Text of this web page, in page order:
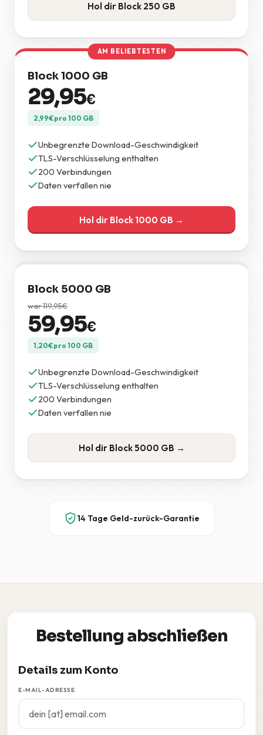
Hol dir Block 250 GB
AM BELIEBTESTEN
Block 1000 GB
29,95€
2,99€pro 100 GB
Unbegrenzte Download-Geschwindigkeit
TLS-Verschlüsselung enthalten
200 Verbindungen
Daten verfallen nie
Hol dir Block 1000 GB →
Block 5000 GB
war119,95€
59,95€
1,20€pro 100 GB
Unbegrenzte Download-Geschwindigkeit
TLS-Verschlüsselung enthalten
200 Verbindungen
Daten verfallen nie
Hol dir Block 5000 GB →
14 Tage Geld-zurück-Garantie
Bestellung abschließen
Details zum Konto
E-MAIL-ADRESSE